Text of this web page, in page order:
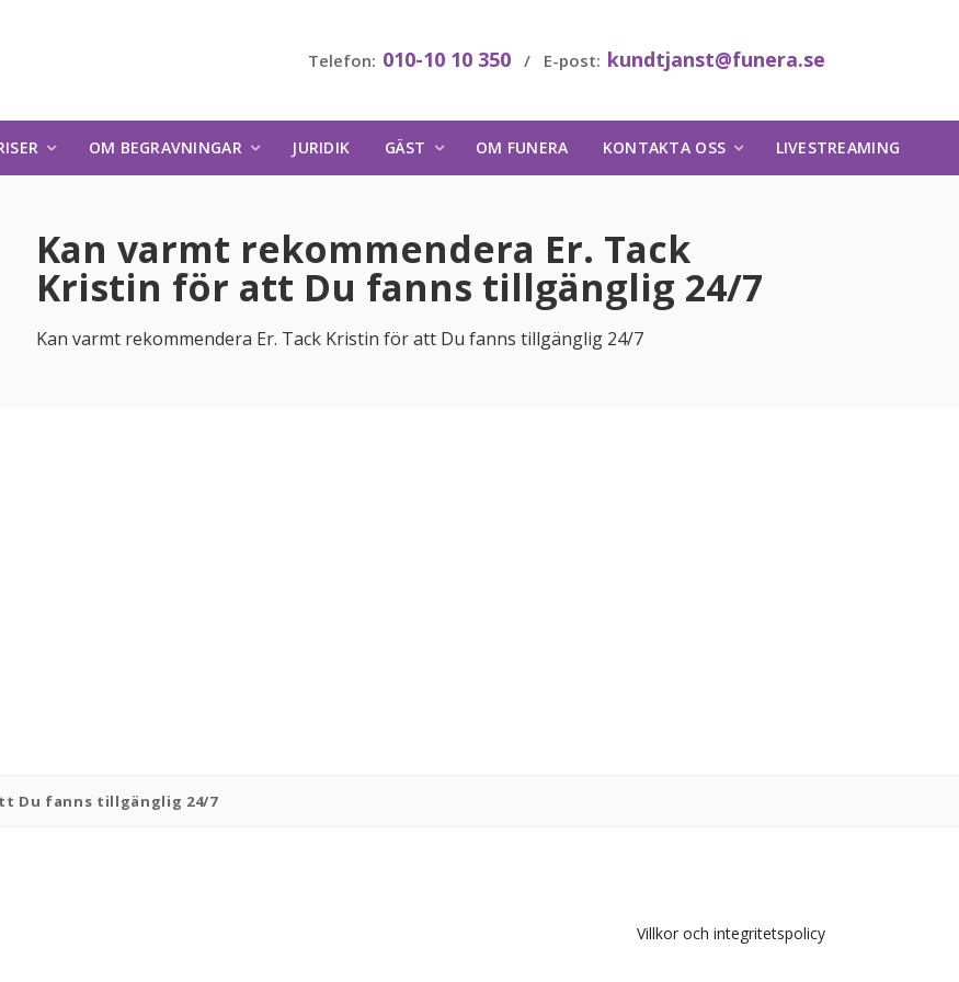
Telefon: 010-10 10 350 / E-post: kundtjanst@funera.se
OM BEGRAVNINGAR JURIDIK GÄST OM FUNERA KONTAKTA OSS LIVESTREAMING
Kan varmt rekommendera Er. Tack
Kristin för att Du fanns tillgänglig 24/7
Kan varmt rekommendera Er. Tack Kristin för att Du fanns tillgänglig 24/7
Du fanns tillgänglig 24/7
Villkor och integritetspolicy